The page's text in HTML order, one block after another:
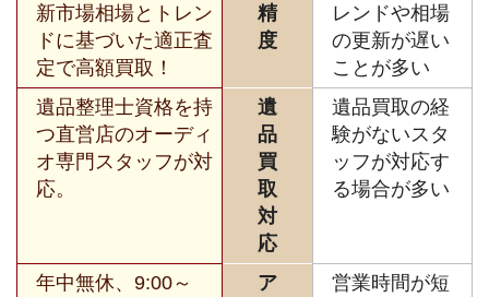
新市場相場とトレン
ドに基づいた適正査
定で高額買取！
精
度
レンドや相場
の更新が遅い
ことが多い
遺品整理士資格を持
つ直営店のオーディ
オ専門スタッフが対
応。
遺
品
買
取
対
応
遺品買取の経
験がないスタ
ッフが対応す
る場合が多い
年中無休、9:00～
ア
営業時間が短